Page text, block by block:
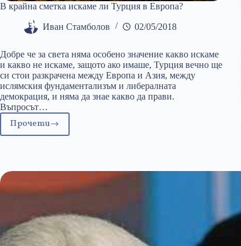
В крайна сметка искаме ли Турция в Европа?
Иван Стамболов 02/05/2018
Добре че за света няма особено значение какво искаме
и какво не искаме, защото ако имаше, Турция вечно ще
си стои разкрачена между Европа и Азия, между
ислямския фундаментализъм и либералната
демокрация, и няма да знае какво да прави.
Въпросът…
Прочети
В
Турция
Европа?